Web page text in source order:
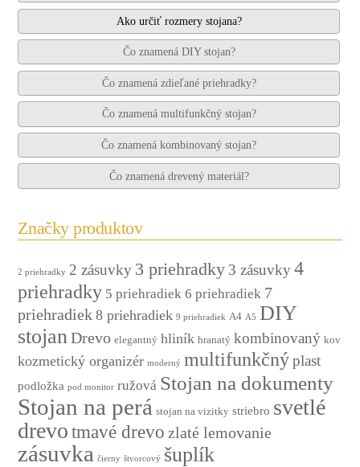
Ako určiť rozmery stojana?
Čo znamená DIY stojan?
Čo znamená zdieľané priehradky?
Čo znamená multifunkčný stojan?
Čo znamená kombinovaný stojan?
Čo znamená drevený materiál?
Značky produktov
2 priehradky 2 zásuvky 3 priehradky 3 zásuvky 4
priehradky 5 priehradiek 6 priehradiek 7
priehradiek 8 priehradiek 9 priehradiek A4 A5 DIY
stojan Drevo elegantný hliník hranatý kombinovaný kov
kozmetický organizér moderný multifunkčný plast
podložka pod monitor ružová Stojan na dokumenty
Stojan na perá stojan na vizitky striebro svetlé
drevo tmavé drevo zlaté lemovanie
zásuvka čierny štvorcový šuplík